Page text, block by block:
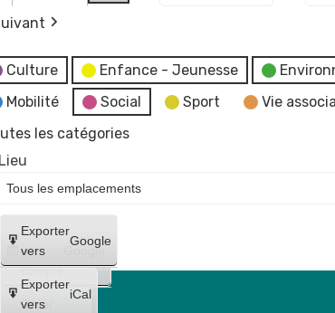
Culture Enfance - Jeunesse
Mobilité
Social Sport Vie
les catégories
Créer
un
compte
Google
Créer
Exporter
vers
Google
Exporter
vers
iCal
Lieu